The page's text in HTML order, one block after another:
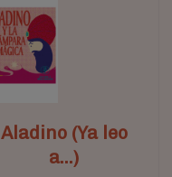
Aladino (Ya leo
a...)